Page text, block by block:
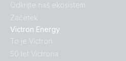
Odkrijte naš ekosistem
Začetek
Victron Energy
To je Victron
50 let Victrona